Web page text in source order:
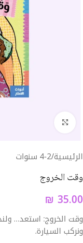
الرئيسية/4-2 سنوات
وقت الخروج
₪ 35.00
وقت الخروج: استعد…
ونركب السيارة.